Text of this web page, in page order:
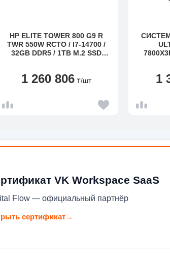
HP ELITE TOWER 800 G9 R
TWR 550W RCTO / I7-14700 /
32GB DDR5 / 1TB M.2 SSD
UPGRADE 1YW / NVIDIARTX
TCO E-LABELING / SATA
1 260 806 ₸/шт 1
VK Workspace SaaS
Flow — официальный партнёр
сертификат→